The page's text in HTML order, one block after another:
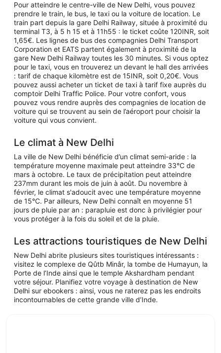
Pour atteindre le centre-ville de New Delhi, vous pouvez
prendre le train, le bus, le taxi ou la voiture de location. Le
train part depuis la gare Delhi Railway, située à proximité du
terminal T3, à 5 h 15 et à 11h55 : le ticket coûte 120INR, soit
1,65€. Les lignes de bus des compagnies Delhi Transport
Corporation et EATS partent également à proximité de la
gare New Delhi Railway toutes les 30 minutes. Si vous optez
pour le taxi, vous en trouverez un devant le hall des arrivées
: tarif de chaque kilomètre est de 15INR, soit 0,20€. Vous
pouvez aussi acheter un ticket de taxi à tarif fixe auprès du
comptoir Delhi Traffic Police. Pour votre confort, vous
pouvez vous rendre auprès des compagnies de location de
voiture qui se trouvent au sein de l’aéroport pour choisir la
voiture qui vous convient.
Le climat à New Delhi
La ville de New Delhi bénéficie d’un climat semi-aride : la
température moyenne maximale peut atteindre 33°C de
mars à octobre. Le taux de précipitation peut atteindre
237mm durant les mois de juin à août. Du novembre à
février, le climat s'adoucit avec une température moyenne
de 15°C. Par ailleurs, New Delhi connaît en moyenne 51
jours de pluie par an : parapluie est donc à privilégier pour
vous protéger à la fois du soleil et de la pluie.
Les attractions touristiques de New Delhi
New Delhi abrite plusieurs sites touristiques intéressants :
visitez le complexe de Qûtb Minâr, la tombe de Humayun, la
Porte de l’Inde ainsi que le temple Akshardham pendant
votre séjour. Planifiez votre voyage à destination de New
Delhi sur ebookers : ainsi, vous ne raterez pas les endroits
incontournables de cette grande ville d’Inde.